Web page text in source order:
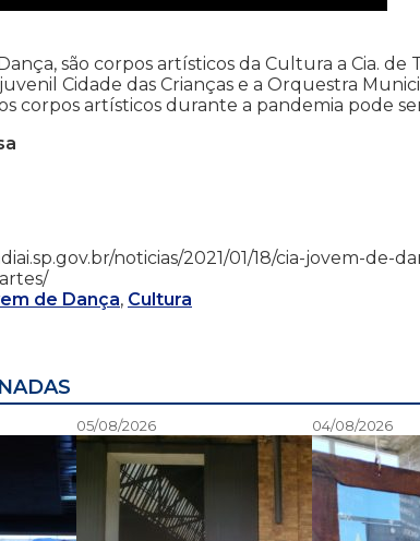
são corpos artísticos da Cultura a Cia.
Cidade das Crianças e a Orquestra
corpos artísticos durante a pandemia pode
noticias/2021/01/18/cia-jovem-de-
de Dança, Cultura
05/08/2026 04/08/2026